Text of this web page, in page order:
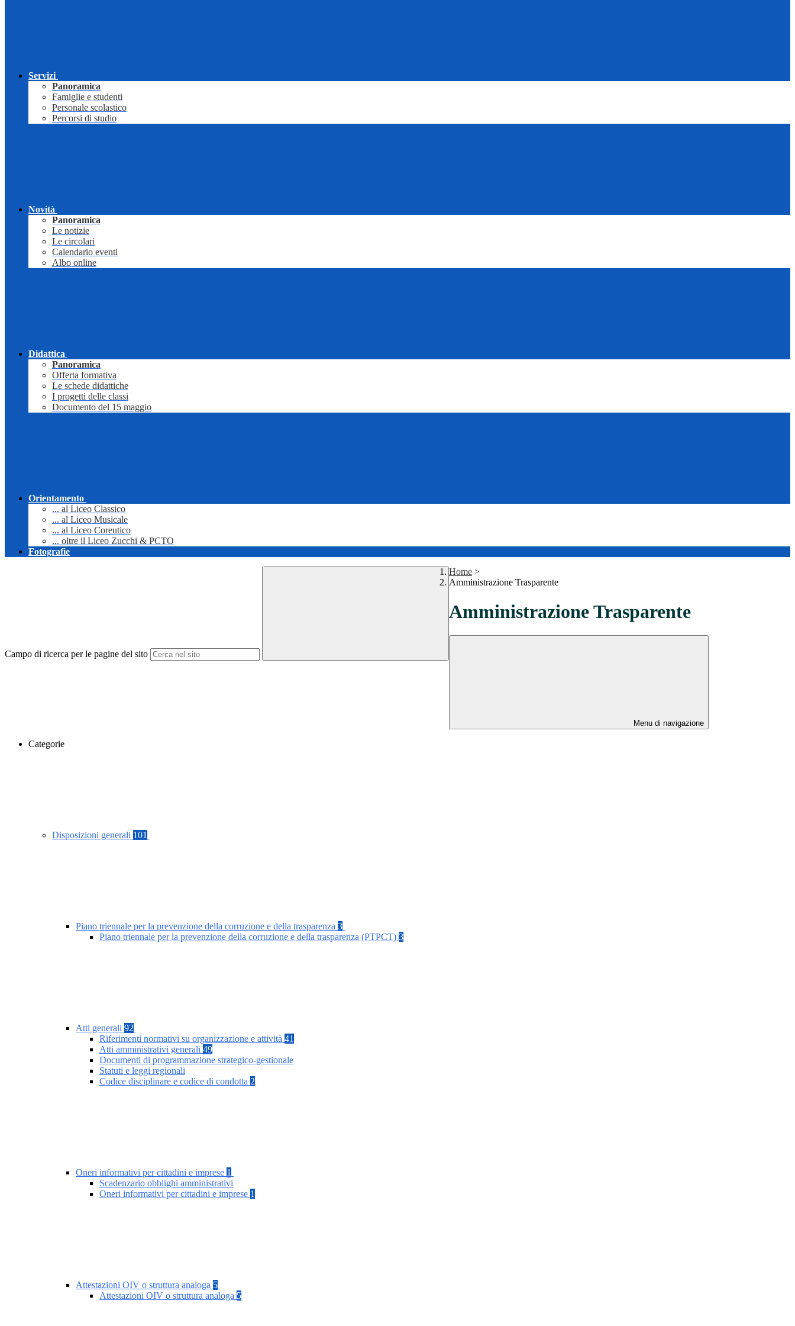
Servizi
Panoramica
Famiglie e studenti
Personale scolastico
Percorsi di studio
Novità
Panoramica
Le notizie
Le circolari
Calendario eventi
Albo online
Didattica
Panoramica
Offerta formativa
Le schede didattiche
I progetti delle classi
Documento del 15 maggio
Orientamento
... al Liceo Classico
... al Liceo Musicale
... al Liceo Coreutico
... oltre il Liceo Zucchi & PCTO
Fotografie
Campo di ricerca per le pagine del sito
Home >
Amministrazione Trasparente
Amministrazione Trasparente
Menu di navigazione
Categorie
Disposizioni generali 101
Piano triennale per la prevenzione della corruzione e della trasparenza 3
Piano triennale per la prevenzione della corruzione e della trasparenza (PTPCT) 3
Atti generali 92
Riferimenti normativi su organizzazione e attività 41
Atti amministrativi generali 49
Documenti di programmazione strategico-gestionale
Statuti e leggi regionali
Codice disciplinare e codice di condotta 2
Oneri informativi per cittadini e imprese 1
Scadenzario obblighi amministrativi
Oneri informativi per cittadini e imprese 1
Attestazioni OIV o struttura analoga 5
Attestazioni OIV o struttura analoga 5